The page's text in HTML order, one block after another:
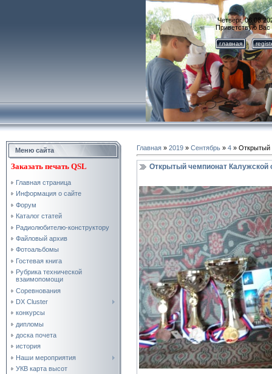
Четверг,
Приветствую Вас
главная
Меню сайта
Заказать печать QSL
Главная страница
Информация о сайте
Форум
Каталог статей
Радиолюбителю-конструктору
Файловый архив
Фотоальбомы
Гостевая книга
Рубрика технической
взаимопомощи
Соревнования
DX Cluster
конкурсы
дипломы
доска почета
история
Наши мероприятия
УКВ карта высот
Главная » 2019 » Сентябрь » 4 » Открытый
Открытый чемпионат Калужской